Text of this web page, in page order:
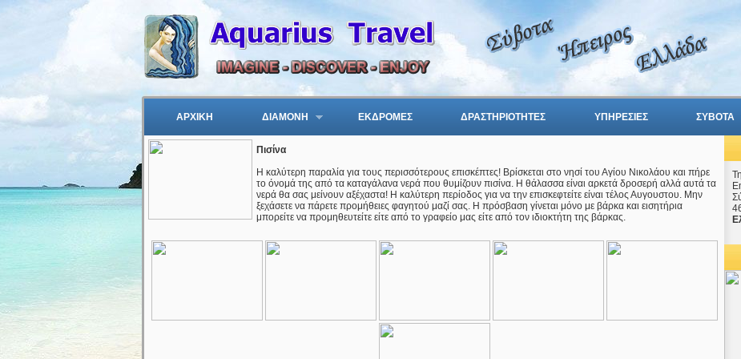
ΑΡΧΙΚΗ ΔΙΑΜΟΝΗ ΕΚΔΡΟΜΕΣ ΔΡΑΣΤΗΡΙΟΤΗΤΕΣ ΥΠΗΡΕΣΙΕΣ ΣΥΒΟΤΑ
Πισίνα
Η καλύτερη παραλία για τους περισσότερους επισκέπτες! Βρίσκεται στο νησί του Αγίου Νικολάου και πήρε
το όνομά της από τα καταγάλανα νερά που θυμίζουν πισίνα. Η θάλασσα είναι αρκετά δροσερή αλλά αυτά τα
νερά θα σας μείνουν αξέχαστα! Η καλύτερη περίοδος για να την επισκεφτείτε είναι τέλος Αυγουστου. Μην
ξεχάσετε να πάρετε προμήθειες φαγητού μαζί σας. Η πρόσβαση γίνεται μόνο με βάρκα και εισητήρια
μπορείτε να προμηθευτείτε είτε από το γραφείο μας είτε από τον ιδιοκτήτη της βάρκας.